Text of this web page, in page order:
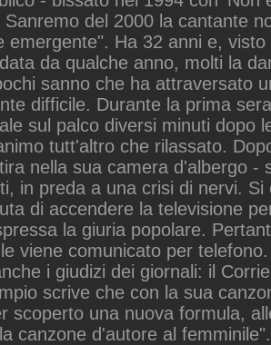
Sanremo del 2000 la cantante
emergente". Ha 32 anni e, visto
da qualche anno, molti la
sanno che ha attraversato
difficile. Durante la prima
sul palco diversi minuti dopo
tutt'altro che rilassato.
nella sua camera d'albergo -
in preda a una crisi di nervi. Si
di accendere la televisione
la giuria popolare.
viene comunicato per telefono.
i giudizi dei giornali: il
scrive che con la sua
scoperto una nuova formula,
canzone d'autore al femminile".